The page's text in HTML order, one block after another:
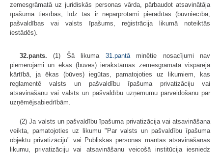
zemesgrāmatā uz juridiskās personas vārda, pārbaudot atsavinātāja
īpašuma tiesības, līdz tās ir nepārprotami pierādītas (būvniecība,
pašvaldības vai valsts īpašums, reģistrācija likumā noteiktās
iestādēs).
32.pants. (1) Šā likuma 31.pantāminētie nosacījumi nav
piemērojami un ēkas (būves) ierakstāmas zemesgrāmatā vispārējā
kārtībā, ja ēkas (būves) iegūtas, pamatojoties uz likumiem, kas
reglamentē valsts un pašvaldību īpašuma privatizāciju vai
atsavināšanu vai valsts un pašvaldību uzņēmumu pārveidošanu par
uzņēmējsabiedrībām.
(2) Ja valsts un pašvaldību īpašuma privatizācija vai atsavināšana
veikta, pamatojoties uz likumu "Par valsts un pašvaldību īpašuma
objektu privatizāciju" vai Publiskas personas mantas atsavināšanas
likumu, privatizāciju vai atsavināšanu veicošā institūcija iesniedz